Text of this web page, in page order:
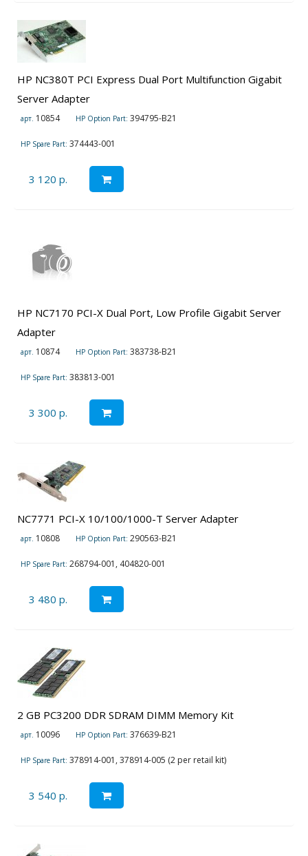
HP NC380T PCI Express Dual Port Multifunction Gigabit
Server Adapter
арт. 10854 HP Option Part: 394795-B21
HP Spare Part: 374443-001
3 120 р.
HP NC7170 PCI-X Dual Port, Low Profile Gigabit Server
Adapter
арт. 10874 HP Option Part: 383738-B21
HP Spare Part: 383813-001
3 300 р.
NC7771 PCI-X 10/100/1000-T Server Adapter
арт. 10808 HP Option Part: 290563-B21
HP Spare Part: 268794-001, 404820-001
3 480 р.
2 GB PC3200 DDR SDRAM DIMM Memory Kit
арт. 10096 HP Option Part: 376639-B21
HP Spare Part: 378914-001, 378914-005 (2 per retail kit)
3 540 р.